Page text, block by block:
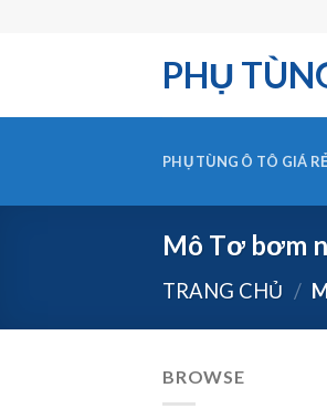
PHỤ
PHỤ TÙNG Ô TÔ GIÁ
Mô Tơ bơm
TRANG CHỦ /
BROWSE